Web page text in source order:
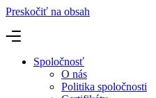
Preskočiť na obsah
Spoločnosť
O nás
Politika spoločnosti